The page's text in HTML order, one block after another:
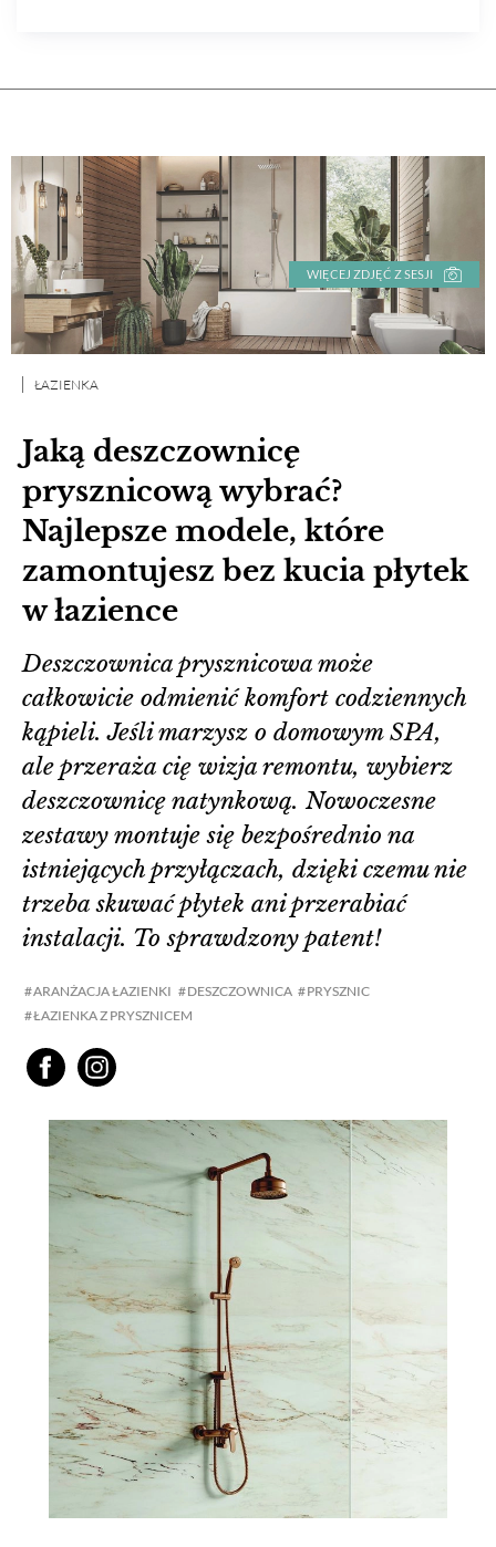
WIĘCEJ ZDJĘĆ Z SESJI
Jaką deszczownicę
prysznicową wybrać?
Najlepsze modele, które
zamontujesz bez kucia płytek
w łazience
ŁAZIENKA
ARANŻACJA ŁAZIENKI DESZCZOWNICA
PRYSZNIC
ŁAZIENKA Z PRYSZNICEM
Deszczownica prysznicowa może
całkowicie odmienić komfort codziennych
kąpieli. Jeśli marzysz o domowym SPA,
ale przeraża cię wizja remontu, wybierz
deszczownicę natynkową. Nowoczesne
zestawy montuje się bezpośrednio na
istniejących przyłączach, dzięki czemu nie
trzeba skuwać płytek ani przerabiać
instalacji. To sprawdzony patent!